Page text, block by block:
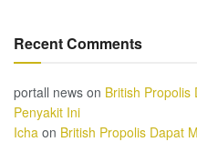
Recent Comments
portall news on British Propolis
Penyakit Ini
Icha on British Propolis Dapat